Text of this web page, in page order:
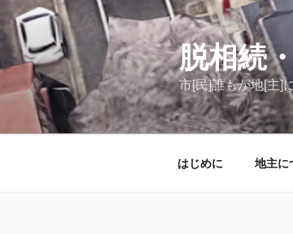
ン
テ
ン
脱相続
市[民]誰もが地[主]
はじめに 地主に